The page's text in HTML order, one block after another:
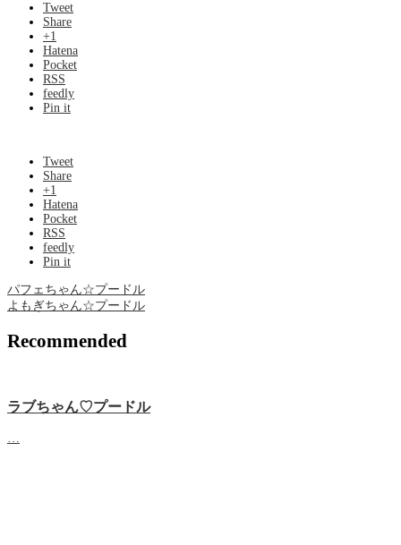
Tweet
Share
+1
Hatena
Pocket
RSS
feedly
Pin it
Tweet
Share
+1
Hatena
Pocket
RSS
feedly
Pin it
パフェちゃん☆プードル
よもぎちゃん☆プードル
Recommended
ラブちゃん♡プードル